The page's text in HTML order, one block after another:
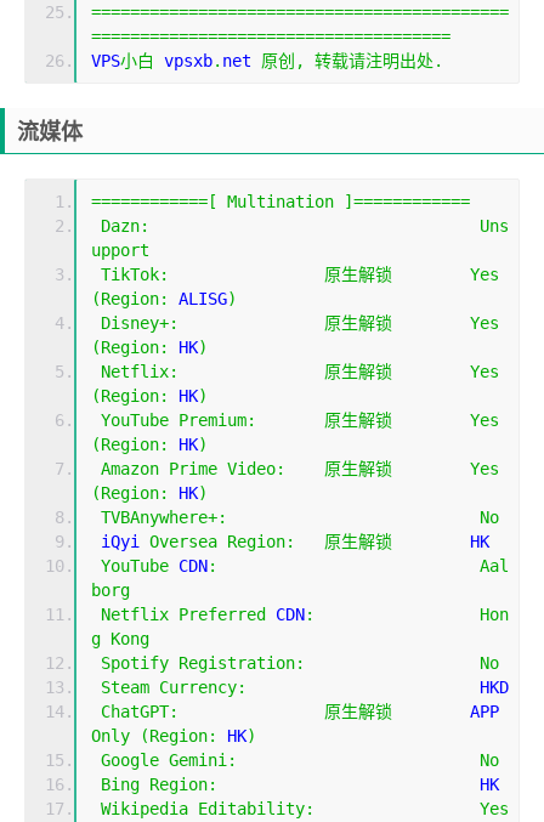
===========================================
=====================================
VPS小白 vpsxb. net 原创, 转载请注明出处.
流媒体
============[ Multination
]============
Dazn:
Uns
upport
TikTok: 原生解锁
Yes
(Region: ALISG)
Disney+: 原生解锁
Yes
(Region: HK)
Netflix: 原生解锁
Yes
(Region: HK)
YouTube Premium: 原生解锁
Yes
(Region: HK)
Amazon Prime Video: 原生解锁
Yes
(Region: HK)
TVBAnywhere+:
No
iQyi Oversea Region: 原生解锁
        HK
YouTube CDN:
Aal
borg
Netflix Preferred CDN:
Hon
g Kong
Spotify Registration:
No
Steam Currency:
                        HKD
ChatGPT: 原生解锁
Only
(Region: HK)
Google Gemini:
No
Bing Region:
                           HK
Wikipedia Editability:
Yes